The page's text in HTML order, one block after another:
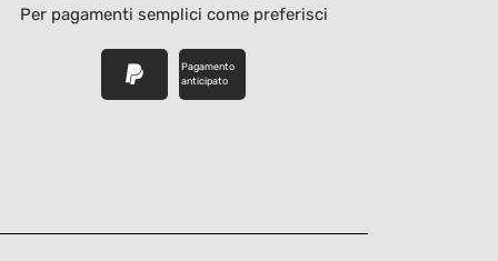
Per pagamenti semplici come preferisci
Pagamento
anticipato